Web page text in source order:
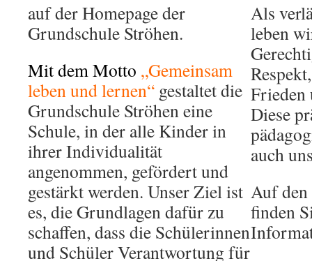
auf der Homepage der
Grundschule Ströhen.
Mit dem Motto „Gemeinsam
leben und lernen“ gestaltet die
Grundschule Ströhen eine
Schule, in der alle Kinder in
ihrer Individualität
angenommen, gefördert und
gestärkt werden. Unser Ziel ist
es, die Grundlagen dafür zu
schaffen, dass die Schülerinnen
und Schüler Verantwortung für
Als
leben
Diese
auch
Auf den
finden